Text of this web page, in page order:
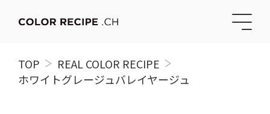
TOP
REAL COLOR RECIPE
ホワイトグレージュバレイヤージュ